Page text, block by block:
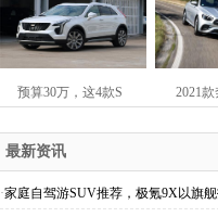
预算30万，这4款S 2021
最新资讯
·家庭自驾游SUV推荐，极氪9X以旗